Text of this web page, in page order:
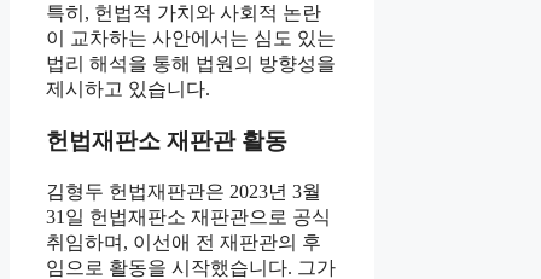
특히, 헌법적 가치와 사회적 논란
이 교차하는 사안에서는 심도 있는
법리 해석을 통해 법원의 방향성을
제시하고 있습니다.
헌법재판소 재판관 활동
김형두 헌법재판관은 2023년 3월
31일 헌법재판소 재판관으로 공식
취임하며, 이선애 전 재판관의 후
임으로 활동을 시작했습니다. 그가